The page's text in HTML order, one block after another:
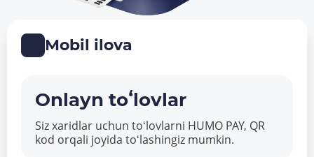
Mobil ilova
Onlayn toʻlovlar
Siz xaridlar uchun toʻlovlarni HUMO PAY, QR
kod orqali joyida toʻlashingiz mumkin.